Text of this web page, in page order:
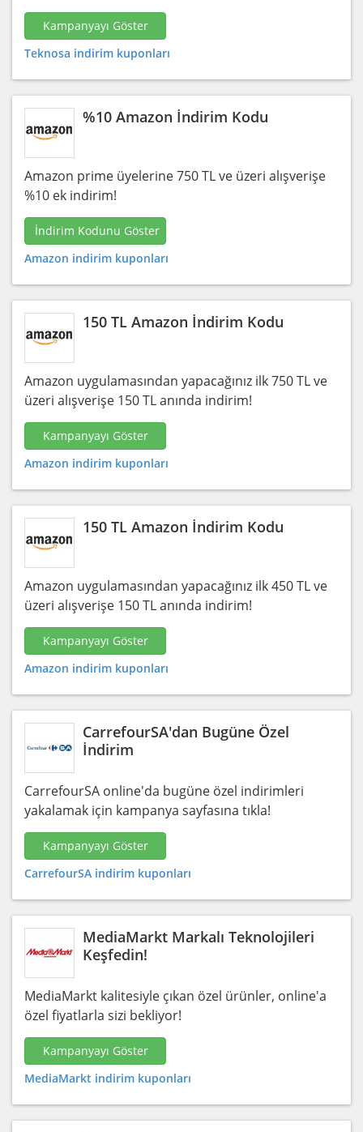
Kampanyayı Göster
Teknosa indirim kuponları
%10 Amazon İndirim Kodu
Amazon prime üyelerine 750 TL ve üzeri alışverişe
%10 ek indirim!
İndirim Kodunu Göster
Amazon indirim kuponları
150 TL Amazon İndirim Kodu
Amazon uygulamasından yapacağınız ilk 750 TL ve
üzeri alışverişe 150 TL anında indirim!
Kampanyayı Göster
Amazon indirim kuponları
150 TL Amazon İndirim Kodu
Amazon uygulamasından yapacağınız ilk 450 TL ve
üzeri alışverişe 150 TL anında indirim!
Kampanyayı Göster
Amazon indirim kuponları
CarrefourSA'dan Bugüne Özel
İndirim
CarrefourSA online'da bugüne özel indirimleri
yakalamak için kampanya sayfasına tıkla!
Kampanyayı Göster
CarrefourSA indirim kuponları
MediaMarkt Markalı Teknolojileri
Keşfedin!
MediaMarkt kalitesiyle çıkan özel ürünler, online'a
özel fiyatlarla sizi bekliyor!
Kampanyayı Göster
MediaMarkt indirim kuponları